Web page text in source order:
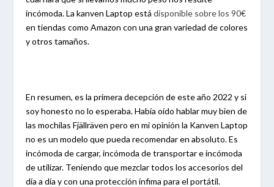
incómoda. La kanven Laptop estádisponible sobre los 90€
en tiendas como Amazon con una gran variedad de colores
y otros tamaños.
En resumen, es la primera decepción de este año 2022 y si
soy honesto no lo esperaba. Había oído hablar muy bien de
las mochilas Fjällräven pero en mi opinión la Kanven Laptop
no es un modelo que pueda recomendar en absoluto. Es
incómoda de cargar, incómoda de transportar e incómoda
de utilizar. Teniendo que mezclar todos los accesorios del
día a día y con una protección ínfima para el portátil.